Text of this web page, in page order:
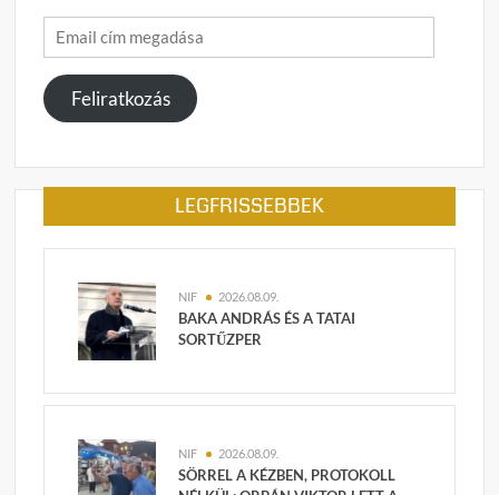
Email
cím
megadása
Feliratkozás
LEGFRISSEBBEK
NIF 2026.08.09.
BAKA ANDRÁS ÉS A TATAI
SORTŰZPER
NIF 2026.08.09.
SÖRREL A KÉZBEN, PROTOKOLL